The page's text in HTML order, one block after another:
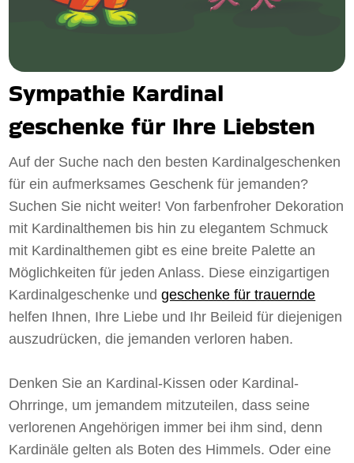
Sympathie Kardinal
geschenke für Ihre Liebsten
Auf der Suche nach den besten Kardinalgeschenken
für ein aufmerksames Geschenk für jemanden?
Suchen Sie nicht weiter! Von farbenfroher Dekoration
mit Kardinalthemen bis hin zu elegantem Schmuck
mit Kardinalthemen gibt es eine breite Palette an
Möglichkeiten für jeden Anlass. Diese einzigartigen
Kardinalgeschenke undgeschenke für trauernde
helfen Ihnen, Ihre Liebe und Ihr Beileid für diejenigen
auszudrücken, die jemanden verloren haben.
Denken Sie an Kardinal-Kissen oder Kardinal-
Ohrringe, um jemandem mitzuteilen, dass seine
verlorenen Angehörigen immer bei ihm sind, denn
Kardinäle gelten als Boten des Himmels. Oder eine